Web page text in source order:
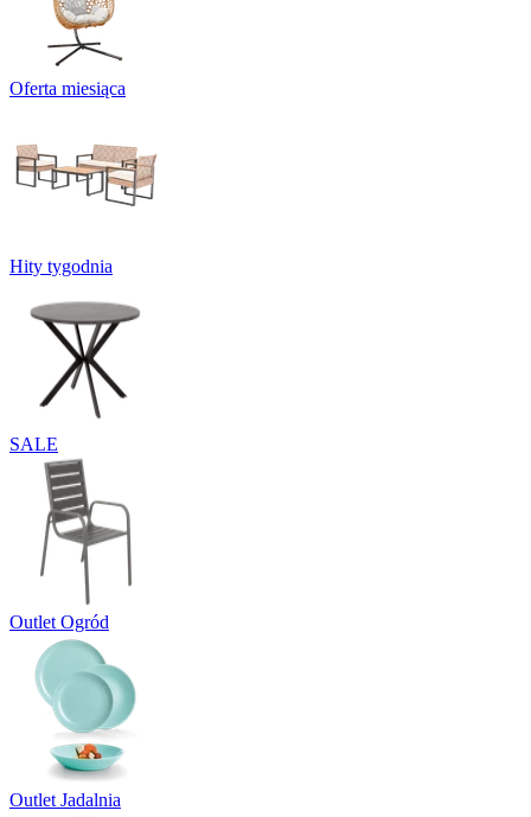
Oferta miesiąca
Hity tygodnia
SALE
Outlet Ogród
Outlet Jadalnia